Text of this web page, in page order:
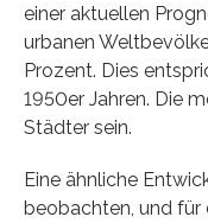
einer aktuellen
urbanen
Prozent. Dies
1950er Jahren. Die
Städter sein.
Eine ähnliche
beobachten, und für